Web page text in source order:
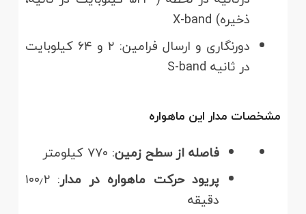
ذخیره) X-band
دورنگاری و ارسال فرامین: ۲ و ۶۴ کیلوبایت
در ثانیه S-band
مشخصات مدار این ماهواره
فاصله از سطح زمین: ۷۷۰ کیلومتر
پریود حرکت ماهواره در مدار : ۱۰۰٫۲
دقیقه